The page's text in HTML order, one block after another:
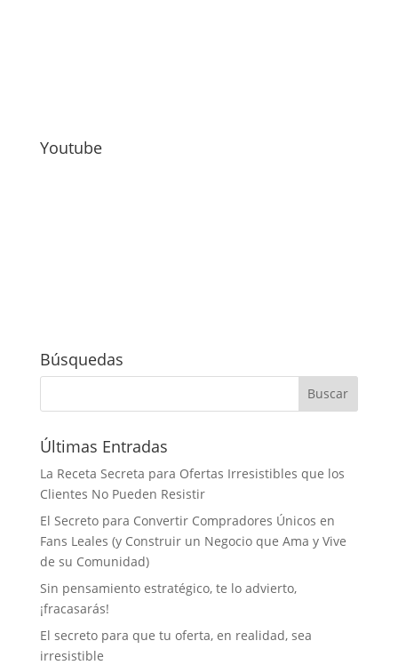
Youtube
Búsquedas
Últimas Entradas
La Receta Secreta para Ofertas Irresistibles que los
Clientes No Pueden Resistir
El Secreto para Convertir Compradores Únicos en
Fans Leales (y Construir un Negocio que Ama y Vive
de su Comunidad)
Sin pensamiento estratégico, te lo advierto,
¡fracasarás!
El secreto para que tu oferta, en realidad, sea
irresistible